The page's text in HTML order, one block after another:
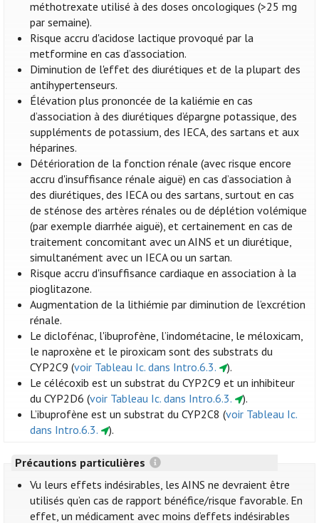
méthotrexate utilisé à des doses oncologiques (>25 mg
par semaine).
Risque accru d'acidose lactique provoqué par la
metformine en cas d’association.
Diminution de l'effet des diurétiques et de la plupart des
antihypertenseurs.
Élévation plus prononcée de la kaliémie en cas
d’association à des diurétiques d’épargne potassique, des
suppléments de potassium, des IECA, des sartans et aux
héparines.
Détérioration de la fonction rénale (avec risque encore
accru d'insuffisance rénale aiguë) en cas d’association à
des diurétiques, des IECA ou des sartans, surtout en cas
de sténose des artères rénales ou de déplétion volémique
(par exemple diarrhée aiguë), et certainement en cas de
traitement concomitant avec un AINS et un diurétique,
simultanément avec un IECA ou un sartan.
Risque accru d'insuffisance cardiaque en association à la
pioglitazone.
Augmentation de la lithiémie par diminution de l’excrétion
rénale.
Le diclofénac, l'ibuprofène, l’indométacine, le méloxicam,
le naproxène et le piroxicam sont des substrats du
CYP2C9 (voir Tableau Ic. dans Intro.6.3.
).
Le célécoxib est un substrat du CYP2C9 et un inhibiteur
du CYP2D6 (voir Tableau Ic. dans Intro.6.3.
).
L’ibuprofène est un substrat du CYP2C8 (voir Tableau Ic.
dans Intro.6.3.
).
Précautions particulières
Vu leurs effets indésirables, les AINS ne devraient être
utilisés qu’en cas de rapport bénéfice/risque favorable. En
effet, un médicament avec moins d’effets indésirables